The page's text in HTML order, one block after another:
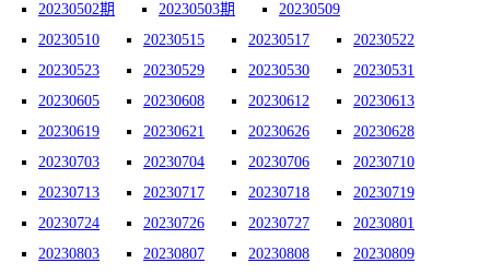
20230502期
20230503期
20230509
20230510
20230515 20230517
20230522
20230523
20230529 20230530
20230531
20230605
20230608 20230612
20230613
20230619
20230621 20230626
20230628
20230703
20230704 20230706
20230710
20230713
20230717 20230718
20230719
20230724
20230726 20230727
20230801
20230803
20230807 20230808
20230809